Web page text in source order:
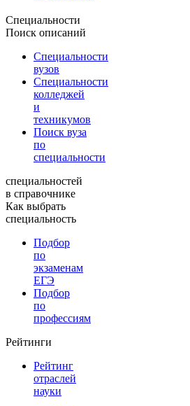
Специальности
Поиск описаний
Специальности
вузов
Специальности
колледжей
и
техникумов
Поиск вуза
по
специальности
специальностей
в справочнике
Как выбрать
специальность
Подбор
по
экзаменам
ЕГЭ
Подбор
по
профессиям
Рейтинги
Рейтинг
отраслей
науки